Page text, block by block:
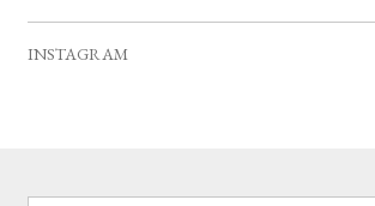
e
INSTAGRAM